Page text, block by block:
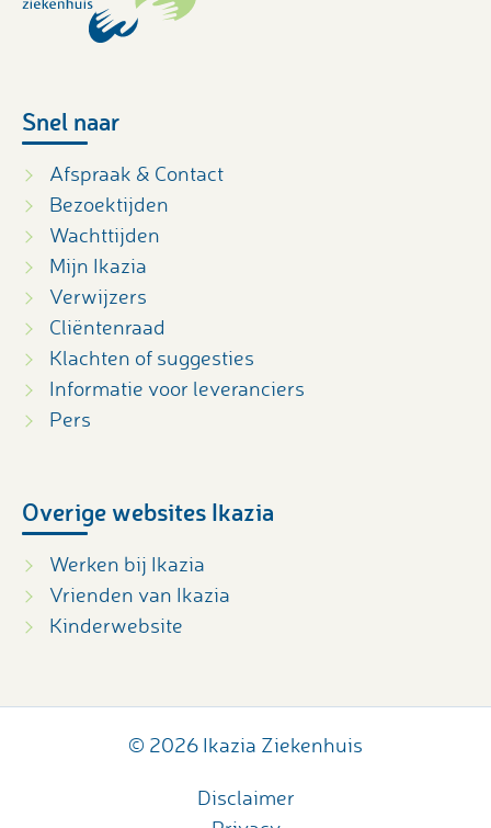
Snel naar
Afspraak & Contact
Bezoektijden
Wachttijden
Mijn Ikazia
Verwijzers
Cliëntenraad
Klachten of suggesties
Informatie voor leveranciers
Pers
Overige websites Ikazia
Werken bij Ikazia
Vrienden van Ikazia
Kinderwebsite
© 2026 Ikazia Ziekenhuis
Disclaimer